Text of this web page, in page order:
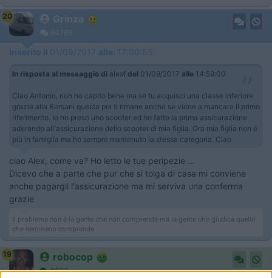
20 Grinza
64789
Inserito il 01/09/2017 alle: 17:00:55
In risposta al messaggio di alexf del 01/09/2017 alle 14:59:00
Ciao Antonio, non ho capito bene ma se tu acquisci una classe inferiore
grazie alla Bersani questa poi ti rimane anche se viene a mancare il primo
riferimento. Io ho preso uno scooter ed ho fatto la prima assicurazione
aderendo all'assicurazione dello scooter di mia figlia. Ora mia figlia non è
più in famiglia ma ho sempre mantenuto la stessa categoria. Ciao
ciao Alex, come va? Ho letto le tue peripezie ...
Dicevo che a parte che pur che si tolga di casa mi conviene
anche pagargli l'assicurazione ma mi serviva una conferma
grazie
Il problema non è la gente che non comprende ma la gente che giudica quello
che nemmeno comprende
19 robocop
8633